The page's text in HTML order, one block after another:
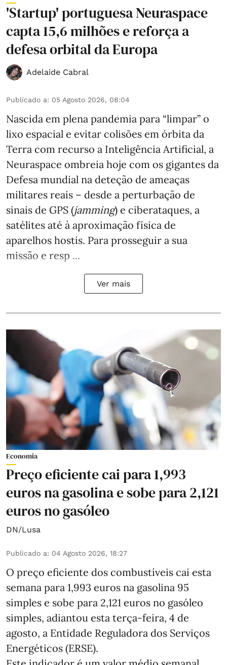
'Startup' portuguesa Neuraspace
capta 15,6 milhões e reforça a
defesa orbital da Europa
Adelaide Cabral
Publicado a: 05 Agosto 2026, 08:04
Nascida em plena pandemia para “limpar” o
lixo espacial e evitar colisões em órbita da
Terra com recurso a Inteligência Artificial, a
Neuraspace ombreia hoje com os gigantes da
Defesa mundial na deteção de ameaças
militares reais – desde a perturbação de
sinais de GPS (jamming) e ciberataques, a
satélites até à aproximação física de
aparelhos hostis. Para prosseguir a sua
missão e resp ...
Ver mais
Economia
Preço eficiente cai para 1,993
euros na gasolina e sobe para 2,121
euros no gasóleo
DN/Lusa
Publicado a: 04 Agosto 2026, 18:27
O preço eficiente dos combustíveis cai esta
semana para 1,993 euros na gasolina 95
simples e sobe para 2,121 euros no gasóleo
simples, adiantou esta terça-feira, 4 de
agosto, a Entidade Reguladora dos Serviços
Energéticos (ERSE).